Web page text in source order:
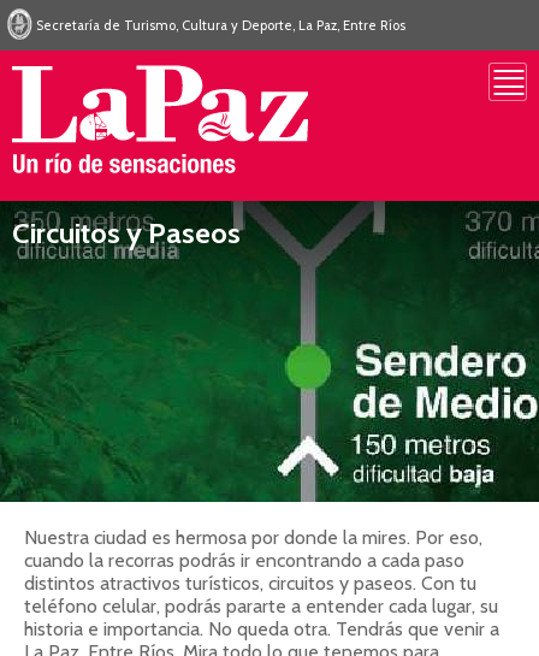
Secretaría de Turismo, Cultura y Deporte, La Paz, Entre Ríos
Circuitos y Paseos
Nuestra ciudad es hermosa por donde la mires. Por eso,
cuando la recorras podrás ir encontrando a cada paso
distintos atractivos turísticos, circuitos y paseos. Con tu
teléfono celular, podrás pararte a entender cada lugar, su
historia e importancia. No queda otra. Tendrás que venir a